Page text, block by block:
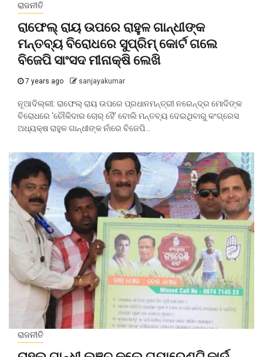
ରାଜନୀତି
ରାଫେଲ୍‌ ରାୟ ଉପରେ ରାହୁଳ ଗାନ୍ଧୀଙ୍କ
ମନ୍ତବ୍ୟ ବିରୋଧରେ ସୁପ୍ରିମ୍‌ କୋର୍ଟ ଗଲେ
ବିଜେପି ସାଂସଦ ମୀନାକ୍ଷି ଲେଖି
7 years ago sanjayakumar
ନୂଆଦିଲ୍ଲୀ: ରାଫେଲ୍‌ ରାୟ ଉପରେ ପ୍ରଧାନମନ୍ତ୍ରୀ ନରେନ୍ଦ୍ର ମୋଦିଙ୍କ
ବିରୋଧରେ ‘ଚୌକିଦାର ଚୋର୍‌ ହୈ’ ବୋଲି ମନ୍ତବ୍ୟ ଦେଇଥିବାରୁ କଂଗ୍ରେସ
ଅଧ୍ୟକ୍ଷ ରାହୁଳ ଗାନ୍ଧୀଙ୍କ ନାଁରେ ବିଜେପି...
ରାଜନୀତି